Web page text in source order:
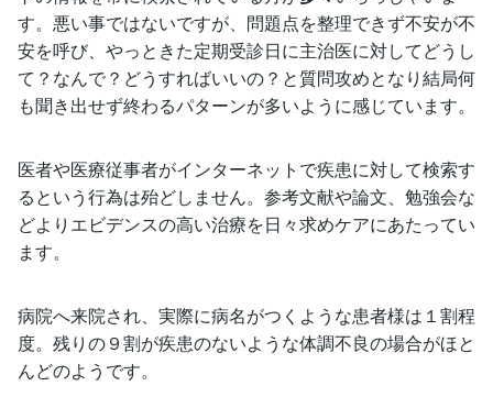
す。悪い事ではないですが、問題点を整理できず不安が不
安を呼び、やっときた定期受診日に主治医に対してどうし
て？なんで？どうすればいいの？と質問攻めとなり結局何
も聞き出せず終わるパターンが多いように感じています。
医者や医療従事者がインターネットで疾患に対して検索す
るという行為は殆どしません。参考文献や論文、勉強会な
どよりエビデンスの高い治療を日々求めケアにあたってい
ます。
病院へ来院され、実際に病名がつくような患者様は１割程
度。残りの９割が疾患のないような体調不良の場合がほと
んどのようです。